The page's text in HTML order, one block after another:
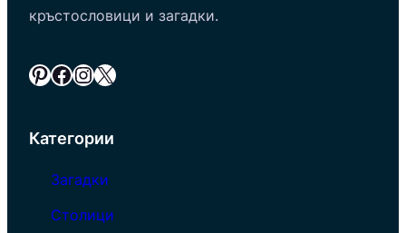
кръстословици и загадки.
Pinterest Facebook InstagramX
Категории
Загадки
Столици